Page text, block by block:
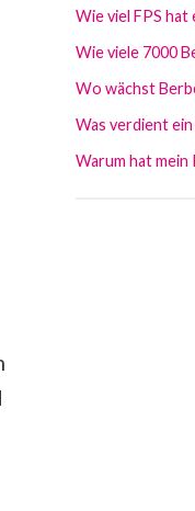
Wie viel FPS
Wie viele 7000
Wo wächst
Was verdient
Warum hat mein